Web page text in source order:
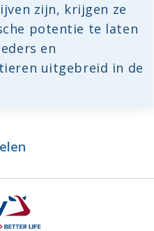
zijn, krijgen ze
potentie te laten
en
uitgebreid in de